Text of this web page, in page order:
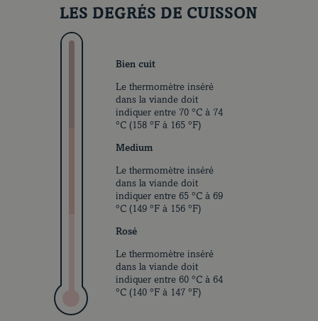
Coupes et cuissons
LES DEGRÉS DE CUISSON
Rosé
Le thermomètre inséré
dans la viande doit
indiquer entre 60 °C à 64
°C (140 °F à 147 °F)
Medium
Le thermomètre inséré
dans la viande doit
indiquer entre 65 °C à 69
°C (149 °F à 156 °F)
Bien cuit
Le thermomètre inséré
dans la viande doit
indiquer entre 70 °C à 74
°C (158 °F à 165 °F)